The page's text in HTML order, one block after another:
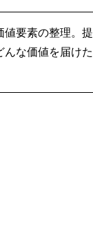
値要素の整理。
んな価値を届け